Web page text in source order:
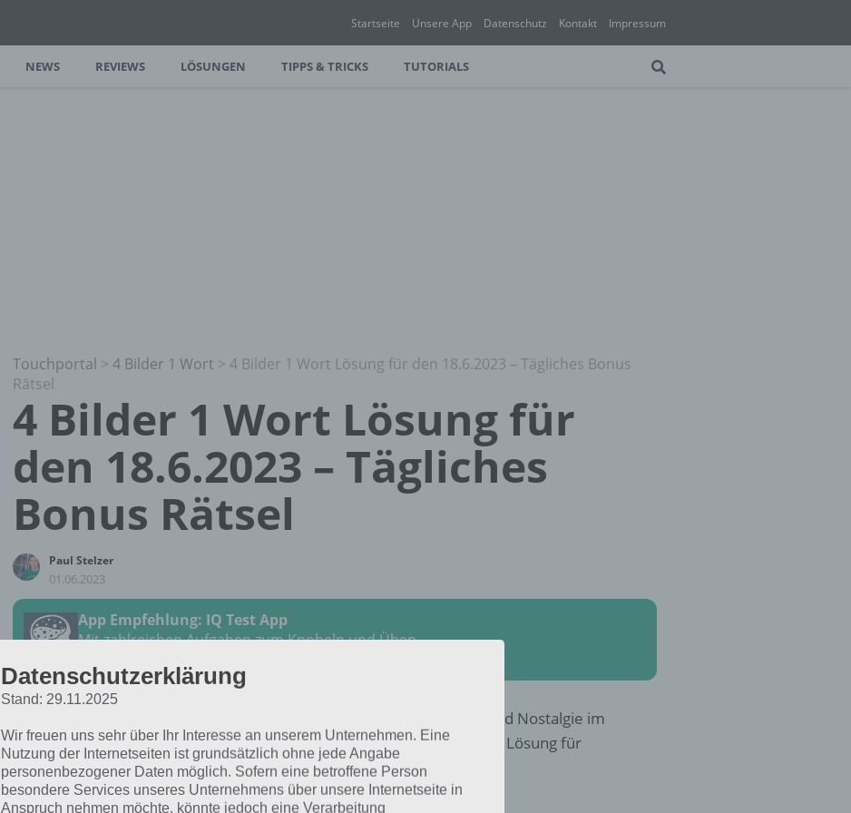
Startseite Unsere App Datenschutz Kontakt Impressum
NEWS REVIEWS LÖSUNGEN TIPPS & TRICKS TUTORIALS
Touchportal > 4 Bilder 1 Wort > 4 Bilder 1 Wort Lösung für den 18.6.2023 – Tägliches Bonus
Rätsel
4 Bilder 1 Wort Lösung für
den 18.6.2023 – Tägliches
Bonus Rätsel
Paul Stelzer
01.06.2023
App Empfehlung: IQ Test App
Mit zahlreichen Aufgaben zum Knobeln und Üben
Rätsel vom 18.6.2023 zu Retro und Nostalgie im
Juni 2023 in 4 Bilder 1 Wort. Wenn du dort aktuell feststeckst, hier die Lösung für
dich:
Datenschutzerklärung
Stand: 29.11.2025
Wir freuen uns sehr über Ihr Interesse an unserem Unternehmen. Eine
Nutzung der Internetseiten ist grundsätzlich ohne jede Angabe
personenbezogener Daten möglich. Sofern eine betroffene Person
besondere Services unseres Unternehmens über unsere Internetseite in
Anspruch nehmen möchte, könnte jedoch eine Verarbeitung